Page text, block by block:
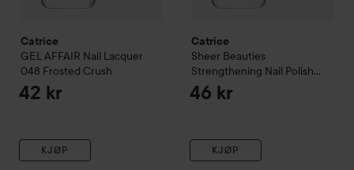
Catrice
GEL AFFAIR Nail Lacquer
048 Frosted Crush
42 kr
KJØP
Catrice
Sheer Beauties
Strengthening Nail Polish
080 Lavender Whispers
46 kr
KJØP